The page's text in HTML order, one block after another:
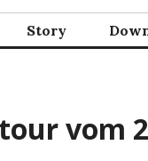
Story
vom